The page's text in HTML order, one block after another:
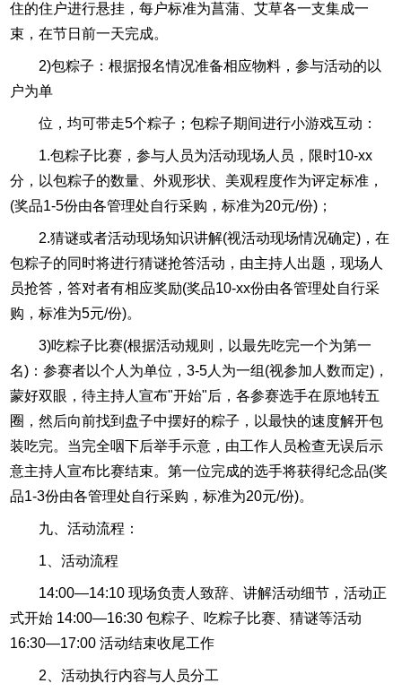
住的住户进行悬挂，每户标准为菖蒲、艾草各一支集成一
束，在节日前一天完成。
2)包粽子：根据报名情况准备相应物料，参与活动的以
户为单
位，均可带走5个粽子；包粽子期间进行小游戏互动：
1.包粽子比赛，参与人员为活动现场人员，限时10-xx
分，以包粽子的数量、外观形状、美观程度作为评定标准，
(奖品1-5份由各管理处自行采购，标准为20元/份)；
2.猜谜或者活动现场知识讲解(视活动现场情况确定)，在
包粽子的同时将进行猜谜抢答活动，由主持人出题，现场人
员抢答，答对者有相应奖励(奖品10-xx份由各管理处自行采
购，标准为5元/份)。
3)吃粽子比赛(根据活动规则，以最先吃完一个为第一
名)：参赛者以个人为单位，3-5人为一组(视参加人数而定)，
蒙好双眼，待主持人宣布"开始"后，各参赛选手在原地转五
圈，然后向前找到盘子中摆好的粽子，以最快的速度解开包
装吃完。当完全咽下后举手示意，由工作人员检查无误后示
意主持人宣布比赛结束。第一位完成的选手将获得纪念品(奖
品1-3份由各管理处自行采购，标准为20元/份)。
九、活动流程：
1、活动流程
14:00—14:10 现场负责人致辞、讲解活动细节，活动正
式开始 14:00—16:30 包粽子、吃粽子比赛、猜谜等活动
16:30—17:00 活动结束收尾工作
2、活动执行内容与人员分工